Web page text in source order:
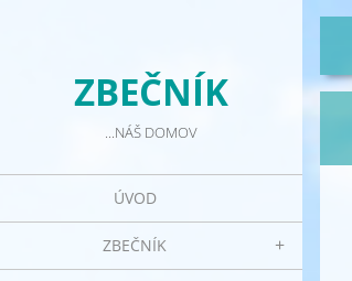
ZBEČNÍK
...NÁŠ DOMOV
ÚVOD
ZBEČNÍK